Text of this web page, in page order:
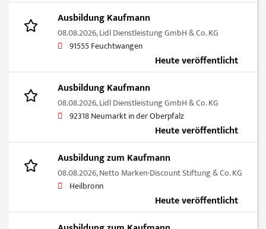
Ausbildung Kaufmann
08.08.2026,Lidl Dienstleistung GmbH & Co. KG
91555 Feuchtwangen
Heute veröffentlicht
Ausbildung Kaufmann
08.08.2026,Lidl Dienstleistung GmbH & Co. KG
92318 Neumarkt in der Oberpfalz
Heute veröffentlicht
Ausbildung zum Kaufmann
08.08.2026,Netto Marken-Discount Stiftung & Co. KG
Heilbronn
Heute veröffentlicht